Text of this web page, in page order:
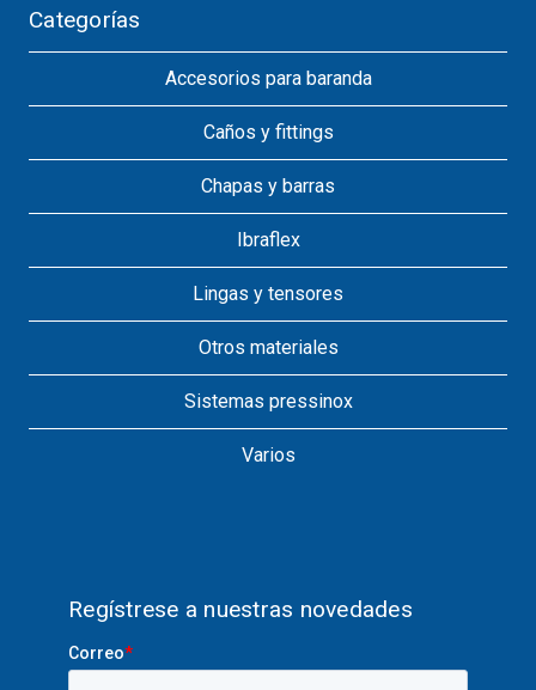
Categorías
Accesorios para baranda
Caños y fittings
Chapas y barras
Ibraflex
Lingas y tensores
Otros materiales
Sistemas pressinox
Varios
Regístrese a nuestras novedades